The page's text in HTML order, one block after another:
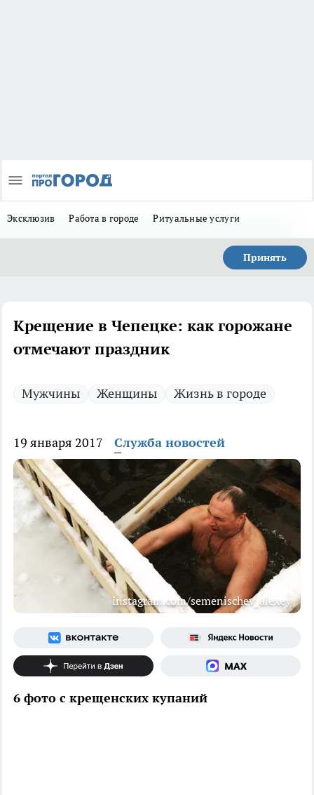
Эксклюзив Работа в городе Ритуальные услуги
Принять
Крещение в Чепецке: как горожане
отмечают праздник
Мужчины Женщины Жизнь в городе
19 января 2017 Служба новостей
instagram.com/semenischev_alexey
6 фото с крещенских купаний